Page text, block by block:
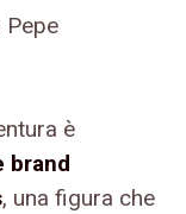
è
brand
, una figura che